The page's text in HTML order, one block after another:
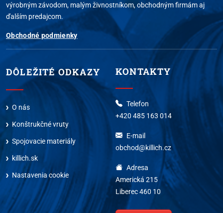
výrobným závodom, malým živnostníkom, obchodným firmám aj
ďalším predajcom.
Obchodné podmienky
DÔLEŽITÉ ODKAZY
O nás
Konštrukčné vruty
Spojovacie materiály
killich.sk
Nastavenia cookie
KONTAKTY
Telefon
+420 485 163 014
E-mail
obchod@killich.cz
Adresa
Americká 215
Liberec 460 10